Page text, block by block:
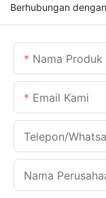
Berhubungan
Nama Produk
Email Kami
Telepon/
Nama